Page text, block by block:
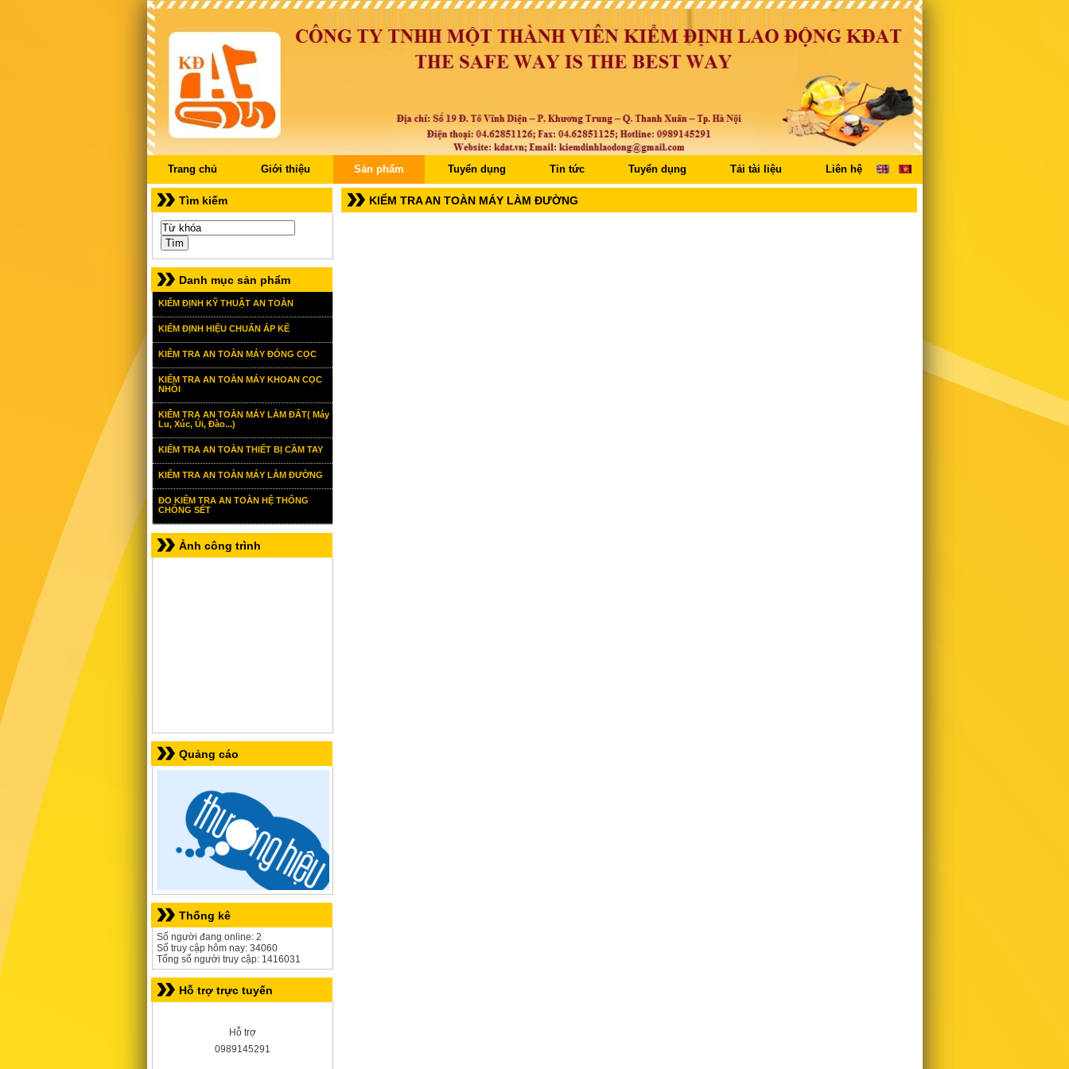
Trang chủ Giới thiệu Sản phẩm Tuyển dụng Tin tức Tuyển dụng Tải tài liệu Liên hệ
Tìm kiếm
Danh mục sản phẩm
KIỂM ĐỊNH KỸ THUẬT AN TOÀN
KIỂM ĐỊNH HIỆU CHUẨN ÁP KẾ
KIỂM TRA AN TOÀN MÁY ĐÓNG CỌC
KIỂM TRA AN TOÀN MÁY KHOAN CỌC
NHỒI
KIỂM TRA AN TOÀN MÁY LÀM ĐẤT( Máy
Lu, Xúc, Ủi, Đào...)
KIỂM TRA AN TOÀN THIẾT BỊ CẦM TAY
KIỂM TRA AN TOÀN MÁY LÀM ĐƯỜNG
ĐO KIỂM TRA AN TOÀN HỆ THỐNG
CHỐNG SÉT
Ảnh công trình
Quảng cáo
Thống kê
Số người đang online: 2
Số truy cập hôm nay: 34060
Tổng số người truy cập: 1416031
Hỗ trợ trực tuyến
Hỗ trợ
0989145291
KIỂM TRA AN TOÀN MÁY LÀM ĐƯỜNG